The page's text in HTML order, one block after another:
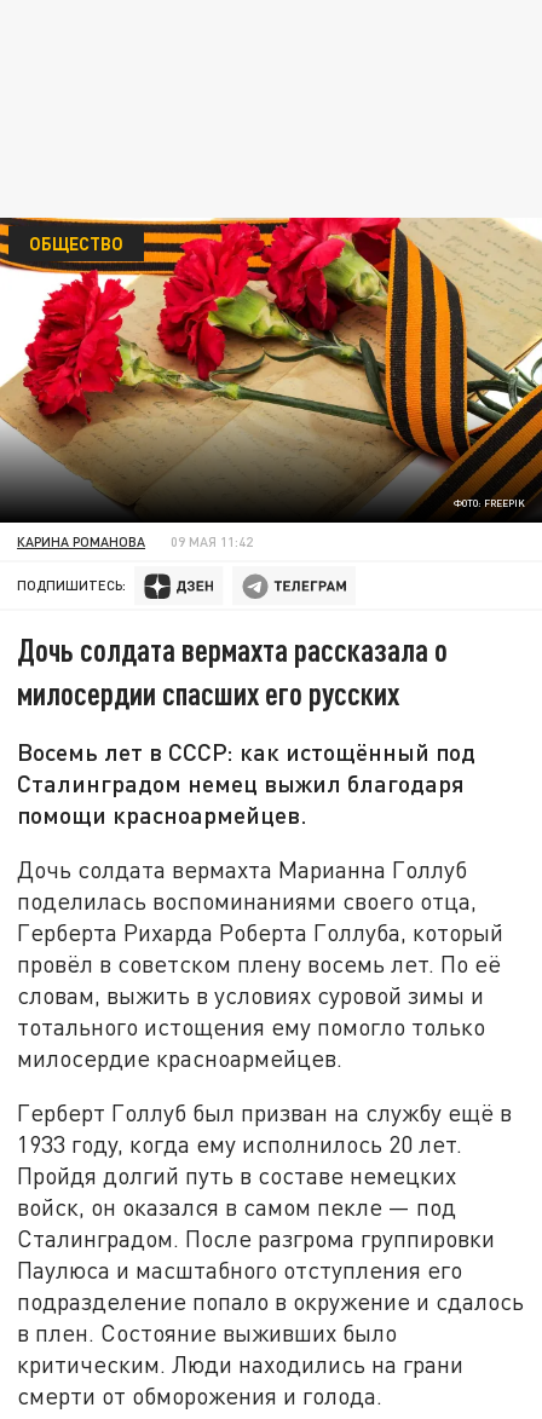
ФОТО: FREEPIK
ОБЩЕСТВО
КАРИНА РОМАНОВА 09 МАЯ 11:42
ПОДПИШИТЕСЬ:
Дочь солдата вермахта рассказала о
милосердии спасших его русских
Восемь лет в СССР: как истощённый под
Сталинградом немец выжил благодаря
помощи красноармейцев.
Дочь солдата вермахта Марианна Голлуб
поделилась воспоминаниями своего отца,
Герберта Рихарда Роберта Голлуба, который
провёл в советском плену восемь лет. По её
словам, выжить в условиях суровой зимы и
тотального истощения ему помогло только
милосердие красноармейцев.
Герберт Голлуб был призван на службу ещё в
1933 году, когда ему исполнилось 20 лет.
Пройдя долгий путь в составе немецких
войск, он оказался в самом пекле — под
Сталинградом. После разгрома группировки
Паулюса и масштабного отступления его
подразделение попало в окружение и сдалось
в плен. Состояние выживших было
критическим. Люди находились на грани
смерти от обморожения и голода.